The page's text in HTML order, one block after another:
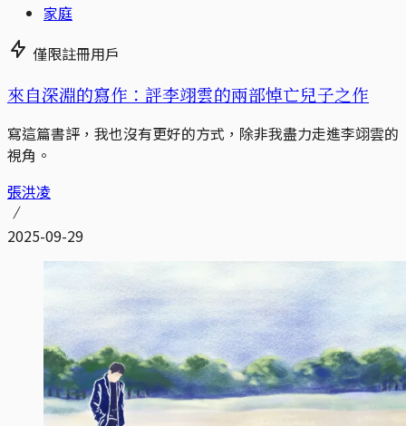
家庭
僅限註冊用戶
來自深淵的寫作：評李翊雲的兩部悼亡兒子之作
寫這篇書評，我也沒有更好的方式，除非我盡力走進李翊雲的
視角。
張洪凌
2025-09-29